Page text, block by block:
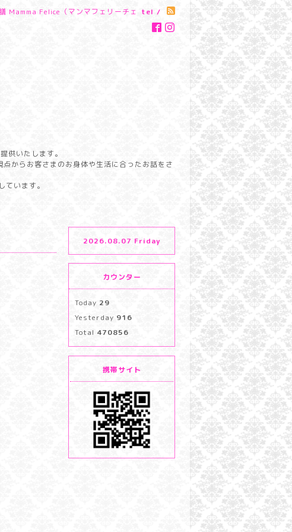
Mamma Felice（マンマフェリーチェ tel /
供いたします。
からお客さまのお身体や生活に合ったお話をさ
います。
2026.08.07 Friday
カウンター
Today 29
Yesterday 916
Total 470856
携帯サイト